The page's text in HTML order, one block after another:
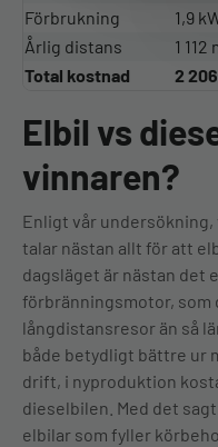
Förbrukning
1,9
Årlig distans
1 112
Total kostnad
2
Elbil vs
vinnaren?
Enligt vår
talar nästan allt för att
dagsläget är nästan det
förbränningsmotor,
långdistansresor än så
både betydligt bättre ur
drift, i nyproduktion
dieselbilen. Med det
elbilar som fyller